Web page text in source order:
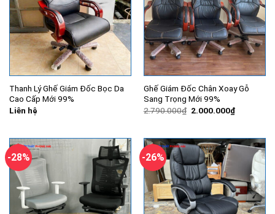
Thanh Lý Ghế Giám Đốc Bọc Da
Cao Cấp Mới 99%
Liên hệ
Ghế Giám Đốc Chân Xoay Gỗ
Sang Trọng Mới 99%
2.790.000₫ Giá
2.000.000₫Giá
hiện
-28% -26%